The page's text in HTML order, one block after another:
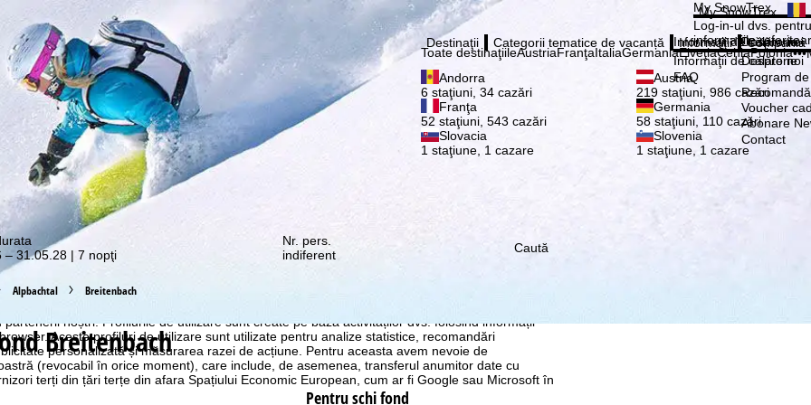
noștri. Profilurile de utilizare sunt create pe baza activităților dvs. folosind informații
Aceste profiluri de utilizare sunt utilizate pentru analize statistice, recomandări
personalizată și măsurarea razei de acțiune. Pentru aceasta avem nevoie de
(revocabil în orice moment), care include, de asemenea, transferul anumitor date cu
terți din țări terțe din afara Spațiului Economic European, cum ar fi Google sau Microsoft în
vă așteaptă! Abonează
My SnowTrex
My SnowTrex
Log-in-ul dvs.
informaţiile
Vă
Destinaţii
Toate destinaţiileAustriaFranţaItaliaGermaniaElveţiaCehiaPolonia•••
Andorra
6 staţiuni, 34 cazări
Austria
219 staţiuni, 986 cazări
Franţa
52 staţiuni, 543 cazări
Germania
58 staţiuni, 110 cazări
Slovacia
1 staţiune, 1 cazare
Slovenia
1 staţiune, 1 cazare
Categorii tematice de vacanță Informaţii
Informaţii de călătorie
Informaţii de călătorie
FAQ
Compania
Despre noi
Despre noi
Program
Voucher
Abonare
Contact
– 31.05.28 | 7 nopţi
Nr. pers.
indiferent
Caută
Alpbachtal Breitenbach
Breitenbach
Pentru schi fond